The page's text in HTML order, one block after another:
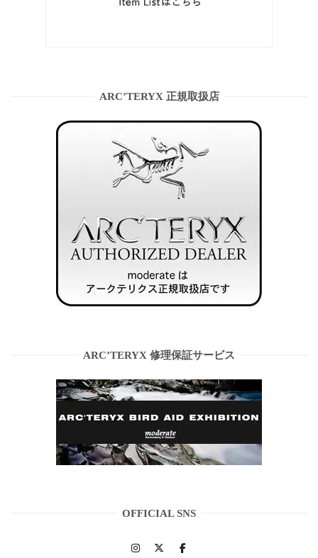
ARC’TERYX 正規取扱店
ARC’TERYX 修理保証サービス
OFFICIAL SNS